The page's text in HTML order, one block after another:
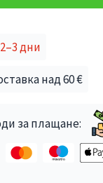
дни
над 60 €
за плащане: